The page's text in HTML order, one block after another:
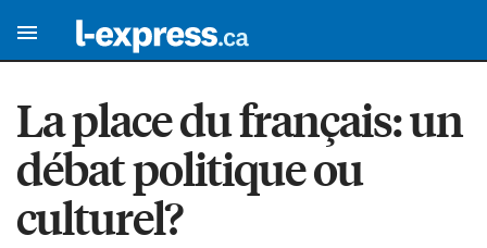
La place du français: un
débat politique ou
culturel?